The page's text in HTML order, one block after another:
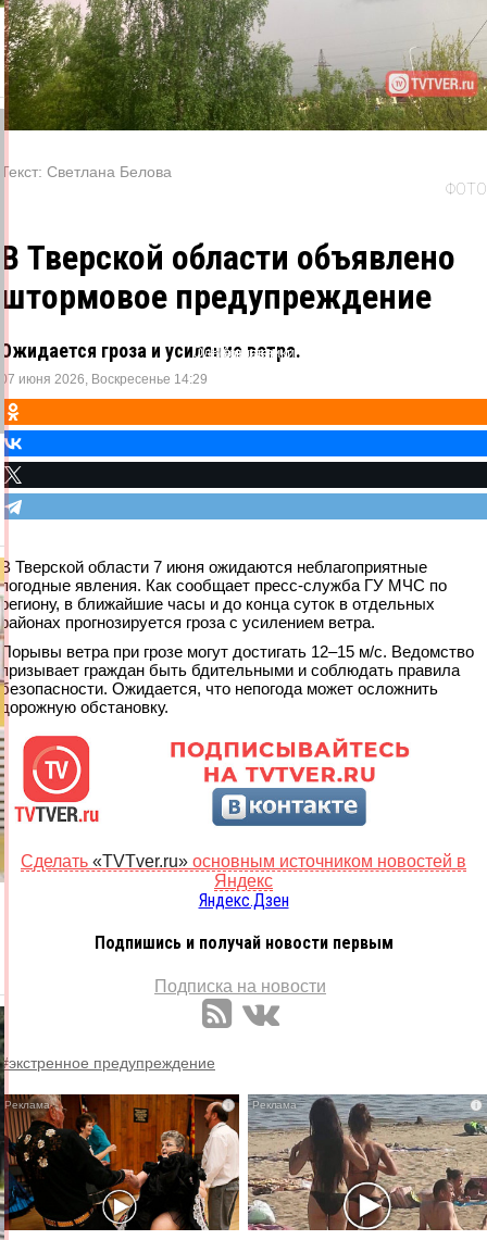
Текст: Светлана Белова
ФОТО
В Тверской области объявлено
штормовое предупреждение
Ожидается гроза и усиление ветра.
07 июня 2026, Воскресенье 14:29
Одноклассники
ВКонтакте
X
Telegram
В Тверской области 7 июня ожидаются неблагоприятные
погодные явления. Как сообщает пресс-служба ГУ МЧС по
региону, в ближайшие часы и до конца суток в отдельных
районах прогнозируется гроза с усилением ветра.
Порывы ветра при грозе могут достигать 12–15 м/с. Ведомство
призывает граждан быть бдительными и соблюдать правила
безопасности. Ожидается, что непогода может осложнить
дорожную обстановку.
Сделать «TVTver.ru» основным источником новостей в
Яндекс
Яндекс.Дзен
Подпишись и получай новости первым
Подписка на новости
#экстренное предупреждение
i i